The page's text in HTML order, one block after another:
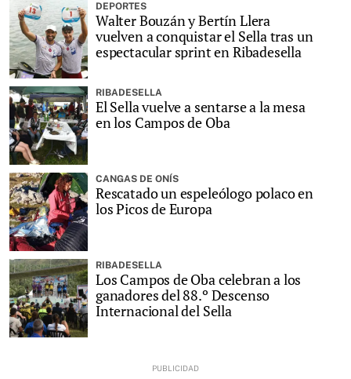
DEPORTES
Walter Bouzán y Bertín Llera
vuelven a conquistar el Sella tras un
espectacular sprint en Ribadesella
RIBADESELLA
El Sella vuelve a sentarse a la mesa
en los Campos de Oba
CANGAS DE ONÍS
Rescatado un espeleólogo polaco en
los Picos de Europa
RIBADESELLA
Los Campos de Oba celebran a los
ganadores del 88.º Descenso
Internacional del Sella